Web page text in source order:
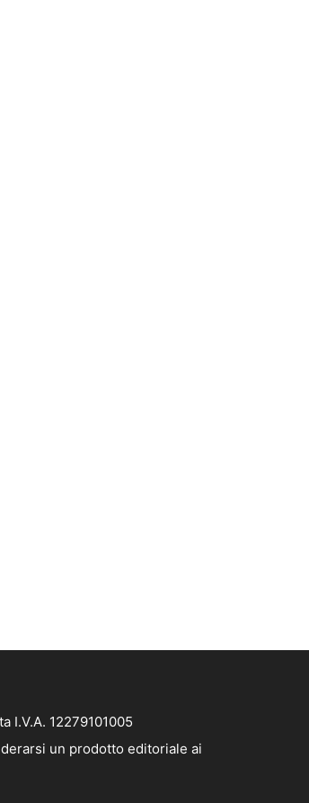
I.V.A. 12279101005
un prodotto editoriale ai